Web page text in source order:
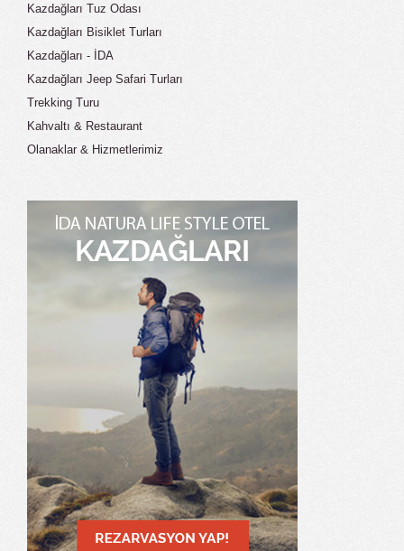
Kazdağları Tuz Odası
Kazdağları Bisiklet Turları
Kazdağları - İDA
Kazdağları Jeep Safari Turları
Trekking Turu
Kahvaltı & Restaurant
Olanaklar & Hizmetlerimiz